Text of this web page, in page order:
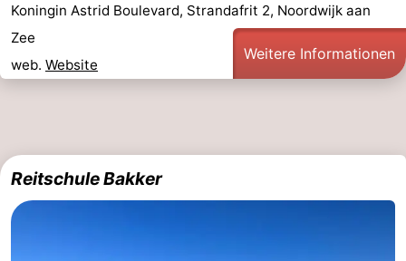
Surfen
-
Sportangeln
Essen
Forum
Route
Koningin Astrid Boulevard, Strandafrit 2, Noordwijk aan
Zee
web. Website
Weitere Informationen
Reitschule Bakker